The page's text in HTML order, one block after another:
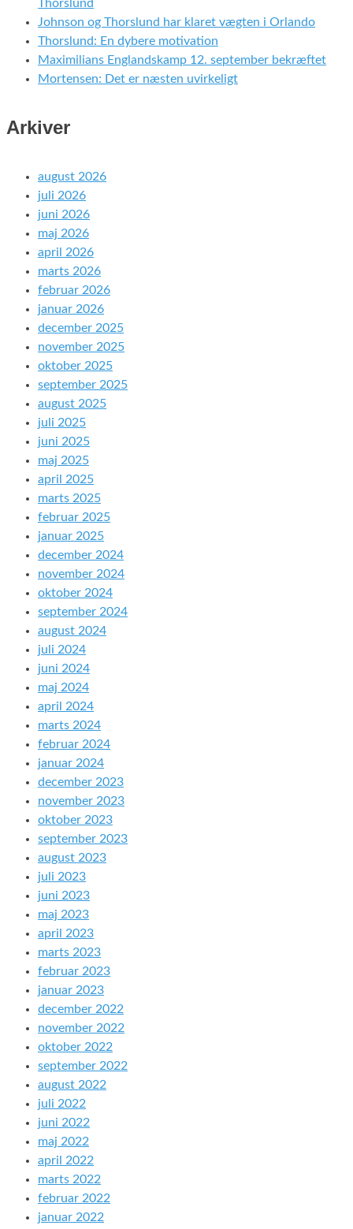
Thorslund
Johnson og Thorslund har klaret vægten i Orlando
Thorslund: En dybere motivation
Maximilians Englandskamp 12. september bekræftet
Mortensen: Det er næsten uvirkeligt
Arkiver
august 2026
juli 2026
juni 2026
maj 2026
april 2026
marts 2026
februar 2026
januar 2026
december 2025
november 2025
oktober 2025
september 2025
august 2025
juli 2025
juni 2025
maj 2025
april 2025
marts 2025
februar 2025
januar 2025
december 2024
november 2024
oktober 2024
september 2024
august 2024
juli 2024
juni 2024
maj 2024
april 2024
marts 2024
februar 2024
januar 2024
december 2023
november 2023
oktober 2023
september 2023
august 2023
juli 2023
juni 2023
maj 2023
april 2023
marts 2023
februar 2023
januar 2023
december 2022
november 2022
oktober 2022
september 2022
august 2022
juli 2022
juni 2022
maj 2022
april 2022
marts 2022
februar 2022
januar 2022